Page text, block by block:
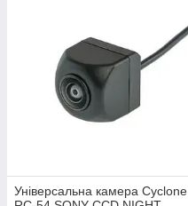
Універсальна камера Cyclone